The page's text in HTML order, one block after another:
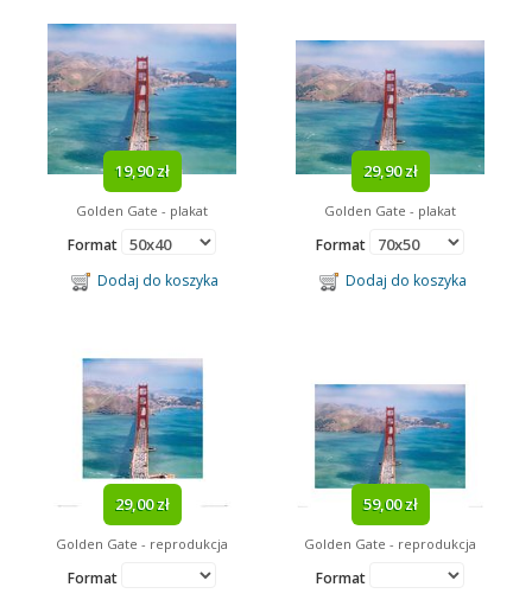
19,90 zł
Golden Gate - plakat
Format
Dodaj do koszyka
29,90 zł
Golden Gate - plakat
Format
Dodaj do koszyka
29,00 zł
Golden Gate - reprodukcja
Format
59,00 zł
Golden Gate - reprodukcja
Format